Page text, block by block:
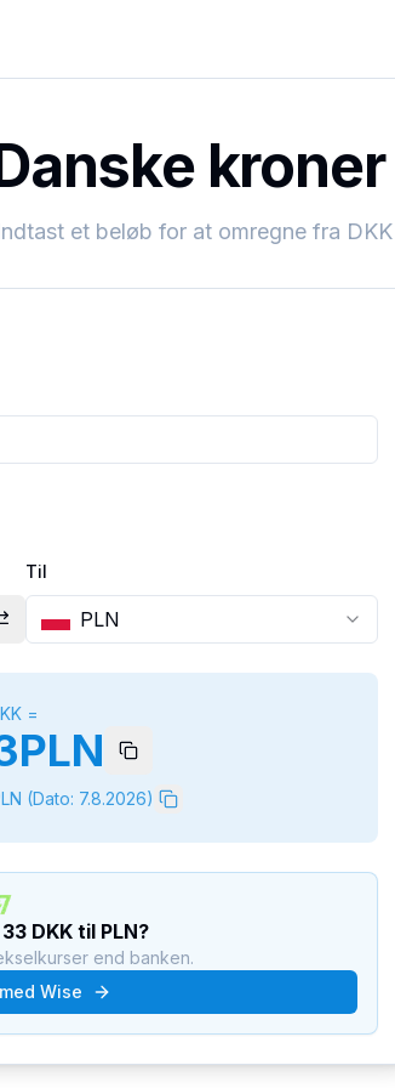
et beløb for at omregne fra DKK
Til
PLN
=
PLN
(Dato: 7.8.2026)
33 DKK til PLN?
end banken.
Wise